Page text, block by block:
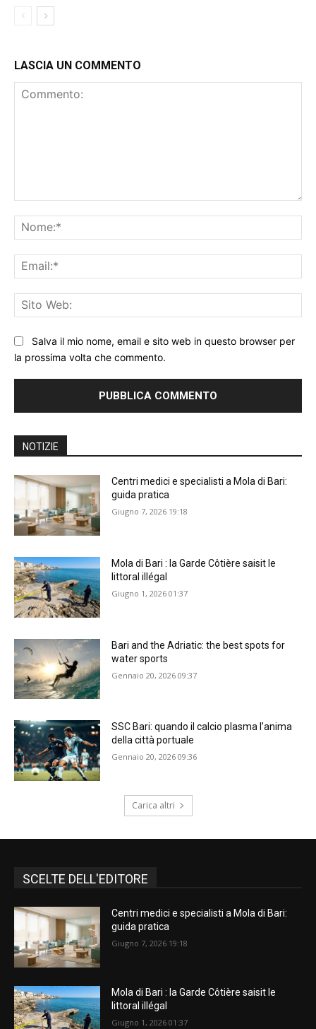
LASCIA UN COMMENTO
Salva il mio nome, email e sito web in questo browser per
la prossima volta che commento.
NOTIZIE
Centri medici e specialisti a Mola di Bari:
guida pratica
Giugno 7, 2026 19:18
Mola di Bari : la Garde Côtière saisit le
littoral illégal
Giugno 1, 2026 01:37
Bari and the Adriatic: the best spots for
water sports
Gennaio 20, 2026 09:37
SSC Bari: quando il calcio plasma l’anima
della città portuale
Gennaio 20, 2026 09:36
Carica altri
SCELTE DELL'EDITORE
Centri medici e specialisti a Mola di Bari:
guida pratica
Giugno 7, 2026 19:18
Mola di Bari : la Garde Côtière saisit le
littoral illégal
Giugno 1, 2026 01:37